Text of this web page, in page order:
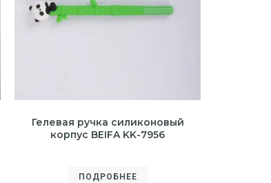
Гелевая ручка силиконовый
корпус BEIFA KK-7956
ПОДРОБНЕЕ